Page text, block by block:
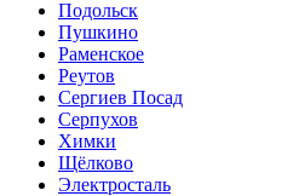
Подольск
Пушкино
Раменское
Реутов
Сергиев Посад
Серпухов
Химки
Щёлково
Электросталь